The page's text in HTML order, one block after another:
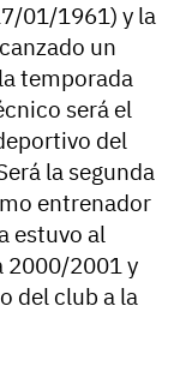
01/1961) y la
un
temporada
será el
del
la segunda
entrenador
estuvo al
2000/2001 y
del club a la